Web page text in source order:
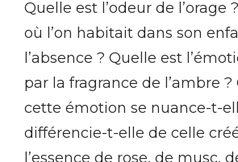
Quelle est l’odeur de l’orage
où l’on habitait dans son
l’absence ? Quelle est
par la fragrance de l’ambre
cette émotion se nuance-t-
différencie-t-elle de celle
l’essence de rose, de musc,